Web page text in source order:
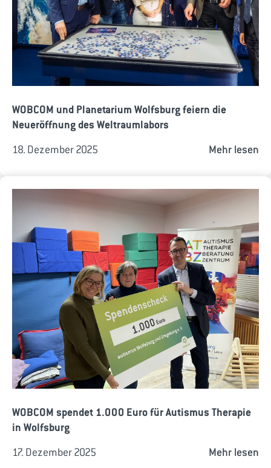
WOBCOM und Planetarium Wolfsburg feiern die
Neueröffnung des Weltraumlabors
18. Dezember 2025 Mehr lesen
WOBCOM spendet 1.000 Euro für Autismus Therapie
in Wolfsburg
17. Dezember 2025 Mehr lesen